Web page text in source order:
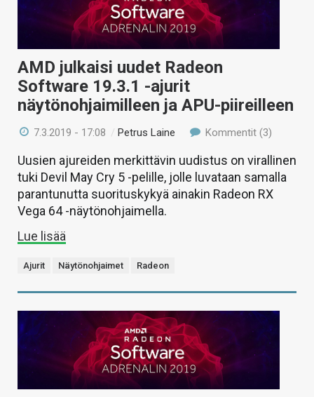
AMD julkaisi uudet Radeon
Software 19.3.1 -ajurit
näytönohjaimilleen ja APU-piireilleen
7.3.2019 - 17:08 /Petrus Laine Kommentit (3)
Uusien ajureiden merkittävin uudistus on virallinen
tuki Devil May Cry 5 -pelille, jolle luvataan samalla
parantunutta suorituskykyä ainakin Radeon RX
Vega 64 -näytönohjaimella.
Lue lisää
Ajurit Näytönohjaimet Radeon